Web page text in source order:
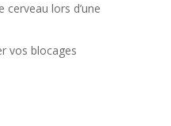
cerveau lors d’une
vos blocages